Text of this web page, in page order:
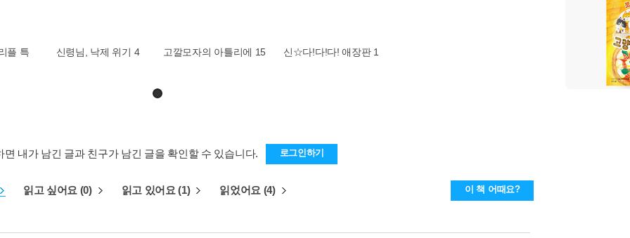
플 특 신령님, 낙제 위기 4 고깔모자의 아틀리에 15 신☆다!다!다! 애장판 1
면 내가 남긴 글과 친구가 남긴 글을 확인할 수 있습니다. 로그인하기
읽고 싶어요 (0) 읽고 있어요 (1) 읽었어요 (4) 이 책 어때요?